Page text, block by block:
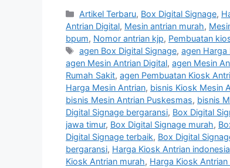
Categories
Artikel Terbaru, Box Digital Signage,
Antrian Digital, Mesin antrian murah,
bpum, Nomor antrian kjp, Pembuatan
Tags
agen Box Digital Signage,agen Harga
agen Mesin Antrian Digital, agen Mesin
Rumah Sakit, agen Pembuatan Kiosk
Harga Mesin Antrian, bisnis Kiosk Mesin
bisnis Mesin Antrian Puskesmas, bisnis
Digital Signage bergaransi, Box Digital
jawa timur, Box Digital Signage murah,
Digital Signage terbaik, Box Digital
bergaransi, Harga Kiosk Antrian indonesia
Kiosk Antrian murah, Harga Kiosk Antrian